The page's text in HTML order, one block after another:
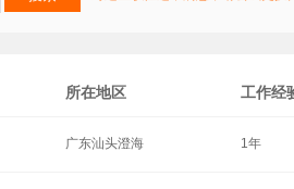
所在地区 工作经
广东汕头澄海 1年